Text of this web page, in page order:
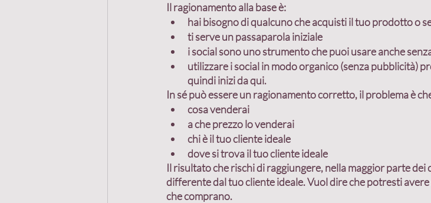
Il ragionamento alla base è:
hai bisogno di qualcuno che acquisti il tuo prodotto o
ti serve un passaparola iniziale
i social sono uno strumento che puoi usare anche
utilizzare i social in modo organico (senza pubblicità)
quindi inizi da qui.
In sé può essere un ragionamento corretto, il problema è
cosa venderai
a che prezzo lo venderai
chi è il tuo cliente ideale
dove si trova il tuo cliente ideale
Il risultato che rischi di raggiungere, nella maggior parte dei
differente dal tuo cliente ideale. Vuol dire che potresti
che comprano.